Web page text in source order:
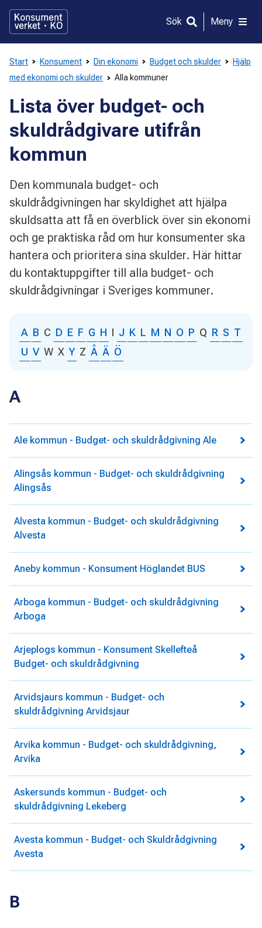
direkt
innehållet
Sök Meny
Start Konsument Din ekonomi Budget och skulder
Hjälp
med ekonomi och skulder
Alla kommuner
Lista över budget- och
skuldrådgivare utifrån
kommun
Den kommunala budget- och
skuldrådgivningen har skyldighet att hjälpa
skuldsatta att få en överblick över sin ekonomi
och ge praktiska råd om hur konsumenter ska
hantera och prioritera sina skulder. Här hittar
du kontaktuppgifter till alla budget- och
skuldrådgivningar i Sveriges kommuner.
A B C D E F G H I J K L M N O P Q R S T
U V W X Y Z Å Ä Ö
A
Ale kommun - Budget- och skuldrådgivning Ale
Alingsås kommun - Budget- och skuldrådgivning
Alingsås
Alvesta kommun - Budget- och skuldrådgivning
Alvesta
Aneby kommun - Konsument Höglandet BUS
Arboga kommun - Budget- och skuldrådgivning
Arboga
Arjeplogs kommun - Konsument Skellefteå
Budget- och skuldrådgivning
Arvidsjaurs kommun - Budget- och
skuldrådgivning Arvidsjaur
Arvika kommun - Budget- och skuldrådgivning,
Arvika
Askersunds kommun - Budget- och
skuldrådgivning Lekeberg
Avesta kommun - Budget- och Skuldrådgivning
Avesta
B